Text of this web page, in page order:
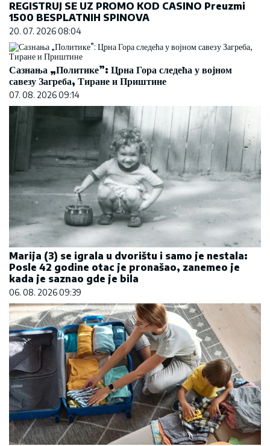
REGISTRUJ SE UZ PROMO KOD CASINO Preuzmi
1500 BESPLATNIH SPINOVA
20. 07. 2026 08:04
Сазнања „Политике”: Црна Гора следећа у војном
савезу Загреба, Тиране и Приштине
07. 08. 2026 09:14
Marija (3) se igrala u dvorištu i samo je nestala:
Posle 42 godine otac je pronašao, zanemeo je
kada je saznao gde je bila
06. 08. 2026 09:39